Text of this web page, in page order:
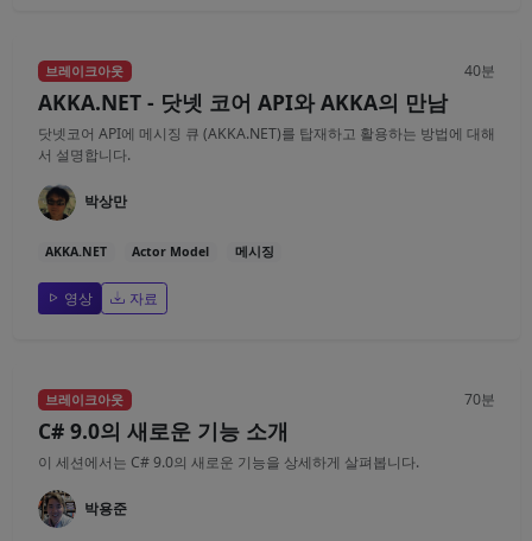
브레이크아웃 40분
AKKA.NET - 닷넷 코어 API와 AKKA의 만남
닷넷코어 API에 메시징 큐 (AKKA.NET)를 탑재하고 활용하는 방법에 대해
서 설명합니다.
박상만
AKKA.NET Actor Model 메시징
영상 자료
브레이크아웃 70분
C# 9.0의 새로운 기능 소개
이 세션에서는 C# 9.0의 새로운 기능을 상세하게 살펴봅니다.
박용준